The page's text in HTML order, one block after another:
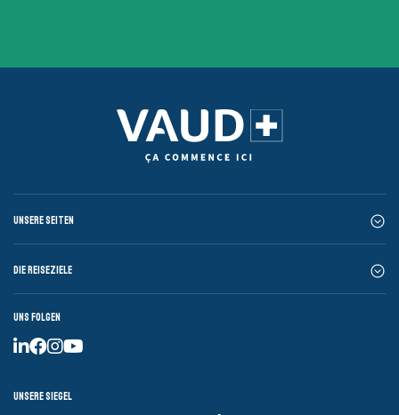
Unsere Seiten
Die Reiseziele
Uns folgen
Unsere Siegel